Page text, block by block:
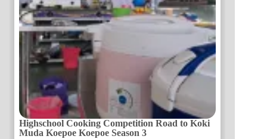
Highschool Cooking Competition Road to Koki
Muda Koepoe Koepoe Season 3